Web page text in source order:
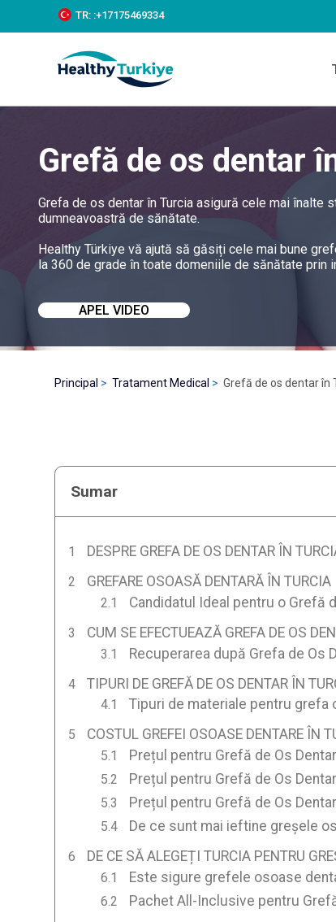
k
c
TR: :+‪17175469334‬
Grefă de os dentar
Grefa de os dentar în Turcia asigură cele mai
dumneavoastră de sănătate.
Healthy Türkiye vă ajută să găsiți cele mai bune
la 360 de grade în toate domeniile de sănătate prin
APEL VIDEO
Principal Tratament Medical Grefă de os dentar în
Sumar
DESPRE GREFA DE OS DENTAR ÎN
GREFARE OSOASĂ DENTARĂ ÎN TURCIA
Candidatul Ideal pentru o Grefă
CUM SE EFECTUEAZĂ GREFA DE OS
Recuperarea după Grefa de Os
TIPURI DE GREFĂ DE OS DENTAR ÎN
Tipuri de materiale pentru grefa
COSTUL GREFEI OSOASE DENTARE ÎN
Prețul pentru Grefă de Os
Prețul pentru Grefă de Os
Prețul pentru Grefă de Os
De ce sunt mai ieftine greșele
DE CE SĂ ALEGEȚI TURCIA PENTRU
Este sigure grefele osoase
Pachet All-Inclusive pentru